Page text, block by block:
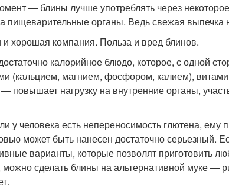
— блины лучше употреблять через
пищеварительные органы. Ведь свежая
хорошая компания. Польза и вред блинов.
калорийное блюдо, которое, с одной
(кальцием, магнием, фосфором, калием),
— повышает нагрузку на внутренние органы,
у человека есть непереносимость глютена, ему
может быть нанесен достаточно серьезный.
варианты, которые позволят приготовить
сделать блины на альтернативной муке —